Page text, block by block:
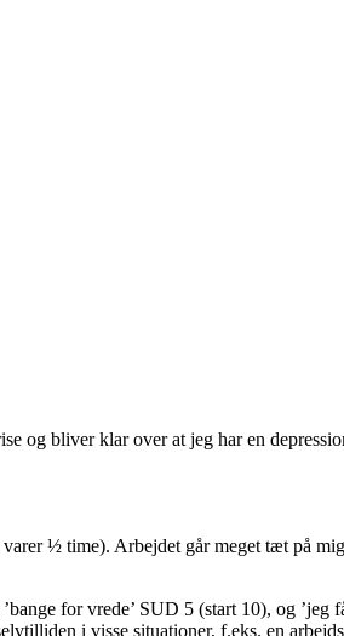
og bliver klar over at jeg har en
½ time). Arbejdet går meget tæt på
for vrede’ SUD 5 (start 10), og ’jeg
i visse situationer, f.eks. en